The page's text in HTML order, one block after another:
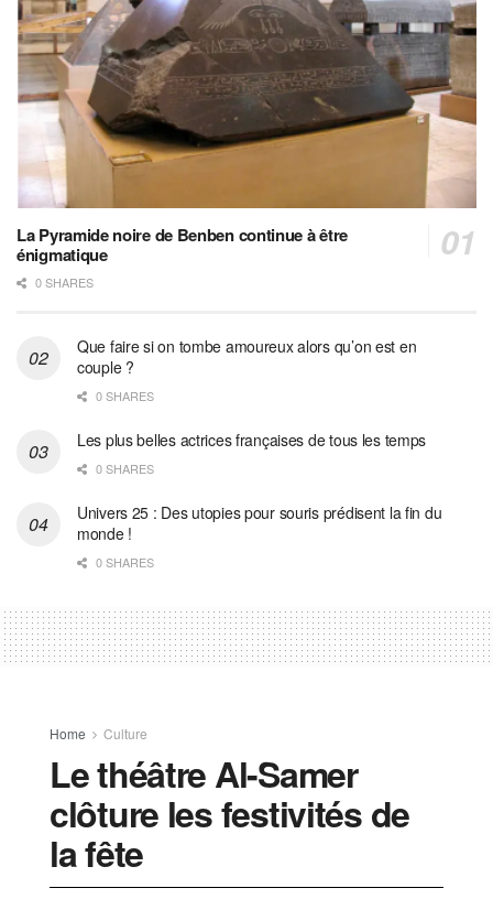
La Pyramide noire de Benben continue à être
énigmatique
0 SHARES
Que faire si on tombe amoureux alors qu’on est en
couple ?
0 SHARES
Les plus belles actrices françaises de tous les temps
0 SHARES
Univers 25 : Des utopies pour souris prédisent la fin du
monde !
0 SHARES
Home Culture
Le théâtre Al-Samer
clôture les festivités de
la fête